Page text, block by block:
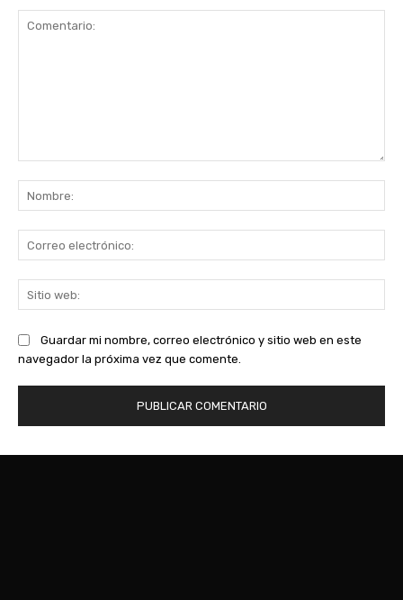
Guardar mi nombre, correo electrónico y sitio web en este
navegador la próxima vez que comente.